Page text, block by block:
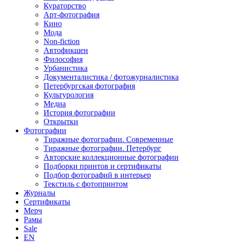
Кураторство
Арт-фотография
Кино
Мода
Non-fiction
Автофикшен
Философия
Урбанистика
Документалистика / фотожурналистика
Петербургская фотография
Культурология
Медиа
История фотографии
Открытки
Фотографии
Тиражные фотографии. Современные
Тиражные фотографии. Петербург
Авторские коллекционные фотографии
Подборки принтов и сертификаты
Подбор фотографий в интерьер
Текстиль с фотопринтом
Журналы
Сертификаты
Мерч
Рамы
Sale
EN